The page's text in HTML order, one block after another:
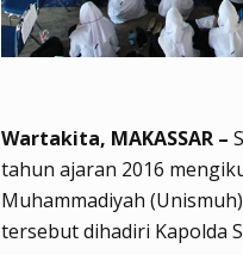
Wartakita, MAKASSAR –
tahun ajaran 2016
Muhammadiyah
tersebut dihadiri Kapolda